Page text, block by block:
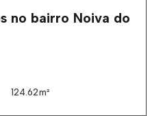
no bairro Noiva do
124.62m²